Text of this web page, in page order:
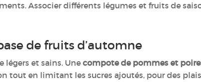
Associer différents légumes et fruits de
de fruits d’automne
légers et sains. Unecompote de pommes et
tout en limitant les sucres ajoutés, pour des